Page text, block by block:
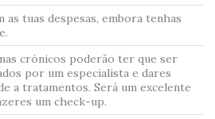
as tuas despesas, embora tenhas
crónicos poderão ter que ser
por um especialista e dares
a tratamentos. Será um excelente
um check-up.